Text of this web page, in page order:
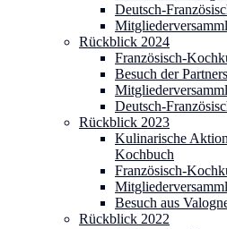
Deutsch-
Rückblick 2024
Französisch-
Besuch der
Deutsch-
Rückblick 2023
Kulinarische
Kochbuch
Französisch-
Besuch aus
Rückblick 2022